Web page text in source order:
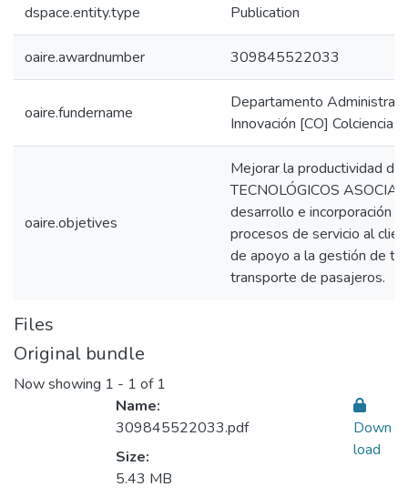
dspace.entity.type Publication
oaire.awardnumber 309845522033
oaire.fundername
Departamento
Innovación [CO] Colciencias
oaire.objetives
Mejorar la productividad de
TECNOLÓGICOS
desarrollo e incorporación
procesos de servicio al
de apoyo a la gestión de
transporte de pasajeros.
Files
Original bundle
Now showing 1 - 1 of 1
Name:
309845522033.pdf
Size:
5.43 MB
Down
load